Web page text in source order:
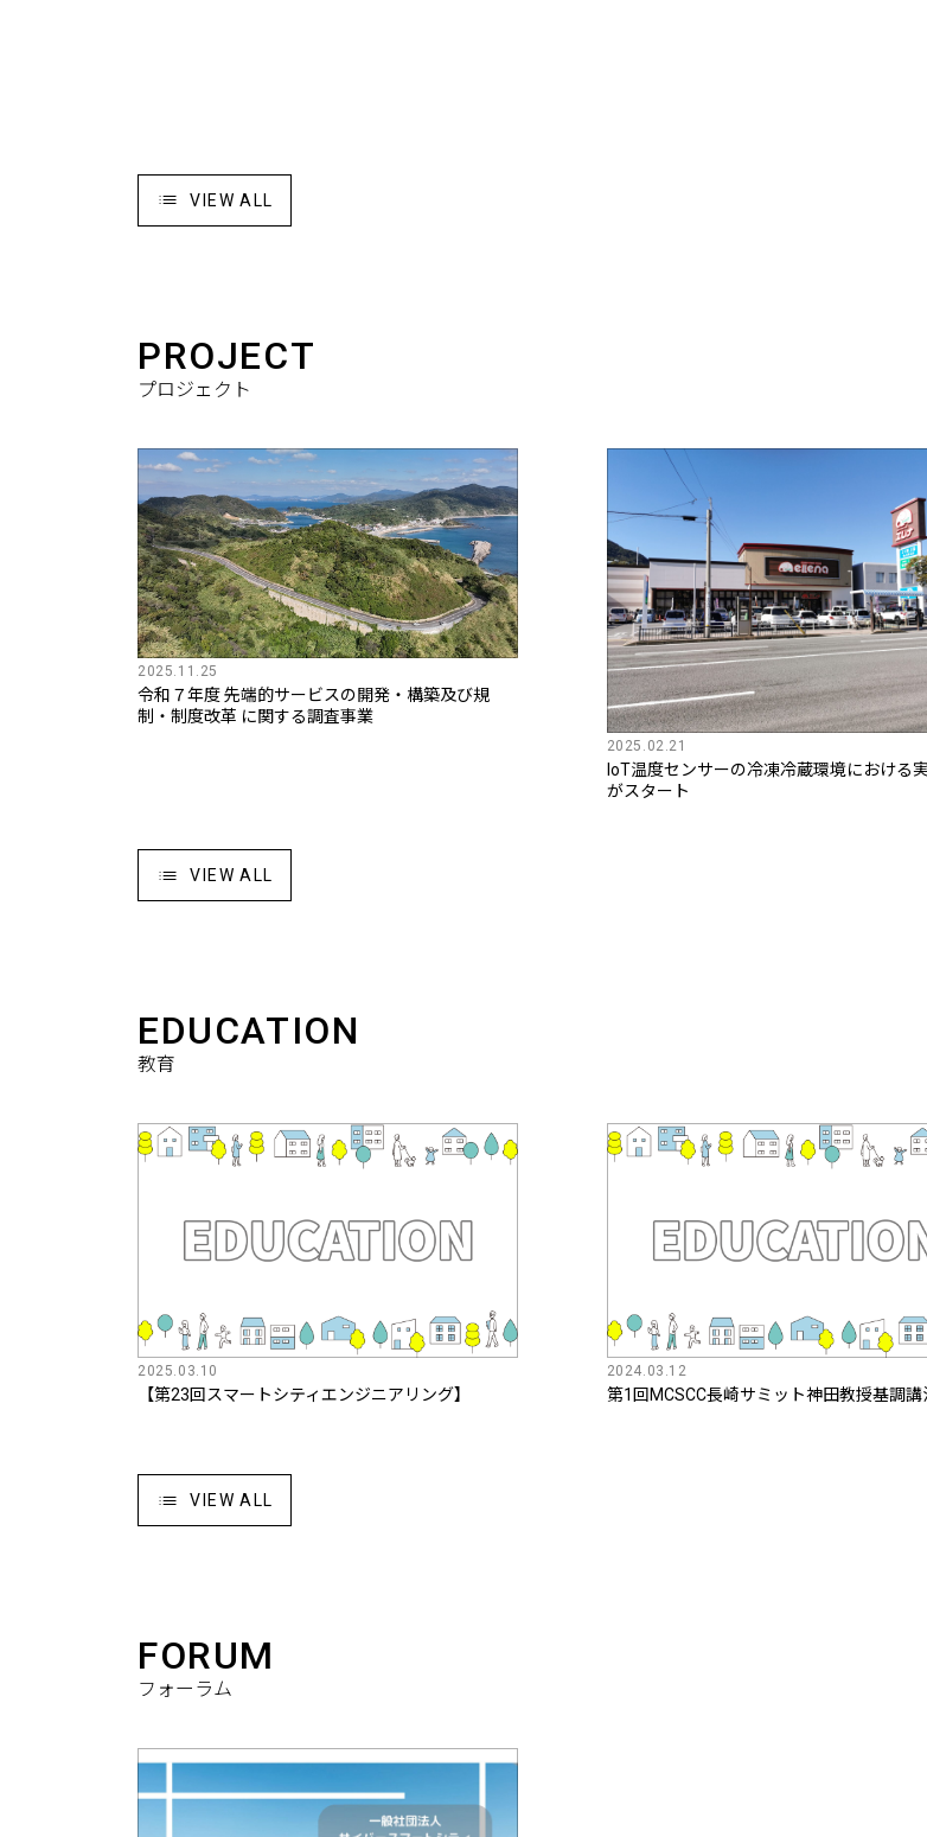
VIEW ALL
プロジェクト
PROJECT
2025.11.25
令和７年度 先端的サービスの開発・構築及び規
制・制度改革 に関する調査事業
2025.02.21
IoT温度センサーの冷凍冷蔵環境における
がスタート
VIEW ALL
教育
EDUCATION
2025.03.10
【第23回スマートシティエンジニアリング】
2024.03.12
第1回MCSCC長崎サミット神田教授基調講
VIEW ALL
フォーラム
FORUM